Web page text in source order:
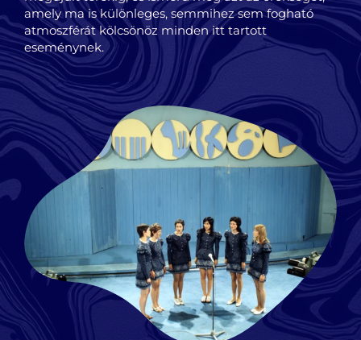
amely ma is különleges, semmihez sem fogható
atmoszférát kölcsönöz minden itt tartott
eseménynek.